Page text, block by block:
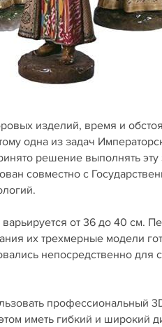
изделий, время и
одна из задач
решение выполнять
совместно с
от 36 до 40 см.
их трехмерные модели
непосредственно для
профессиональный
иметь гибкий и широкий